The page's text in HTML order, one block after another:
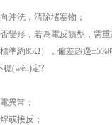
沖洗，清除堵塞物；
變形，若為電反饋型，需
準約85Ω），偏差超過±5%
穩(wěn)定?
異常；
或接反；